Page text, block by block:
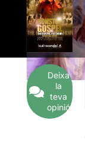
Deixa
la
teva
opinió